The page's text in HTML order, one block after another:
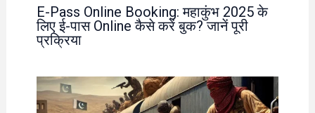
E-Pass Online Booking: महाकुंभ 2025 के
लिए ई-पास Online कैसे करें बुक? जानें पूरी
प्रक्रिया